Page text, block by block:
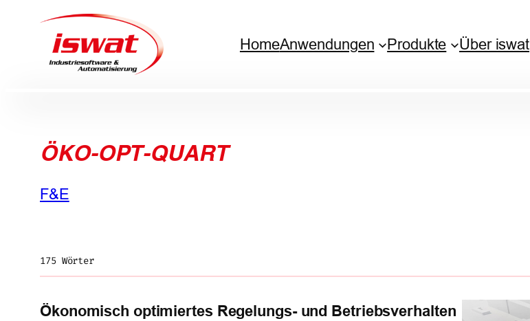
springen
HomeAnwendungen Produkte Über iswat
ÖKO-OPT-QUART
F&E
175 Wörter
Ökonomisch optimiertes Regelungs- und Betriebsverhalten